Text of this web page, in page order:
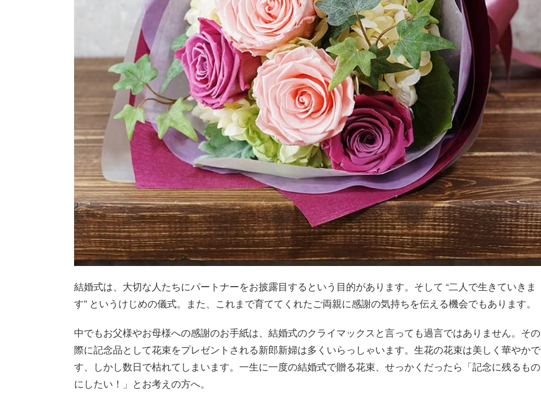
結婚式は、大切な人たちにパートナーをお披露目するという目的があります。そして “二人で生きていきま
す” というけじめの儀式。また、これまで育ててくれたご両親に感謝の気持ちを伝える機会でもあります。
中でもお父様やお母様への感謝のお手紙は、結婚式のクライマックスと言っても過言ではありません。その
際に記念品として花束をプレゼントされる新郎新婦は多くいらっしゃいます。生花の花束は美しく華やかで
す、しかし数日で枯れてしまいます。一生に一度の結婚式で贈る花束、せっかくだったら「記念に残るもの
にしたい！」とお考えの方へ。